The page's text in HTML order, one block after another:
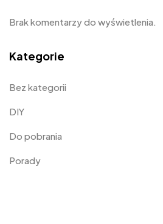
Brak komentarzy do wyświetlenia.
Kategorie
Bez kategorii
DIY
Do pobrania
Porady